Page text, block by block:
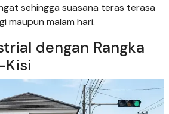
sehingga suasana teras terasa
maupun malam hari.
dengan Rangka
Kisi